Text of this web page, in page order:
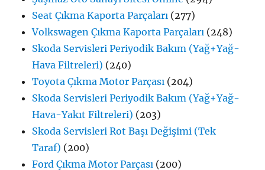
Seat Çıkma Kaporta Parçaları (277)
Volkswagen Çıkma Kaporta Parçaları (248)
Skoda Servisleri Periyodik Bakım (Yağ+Yağ-
Hava Filtreleri) (240)
Toyota Çıkma Motor Parçası (204)
Skoda Servisleri Periyodik Bakım (Yağ+Yağ-
Hava-Yakıt Filtreleri) (203)
Skoda Servisleri Rot Başı Değişimi (Tek
Taraf) (200)
Ford Çıkma Motor Parçası (200)